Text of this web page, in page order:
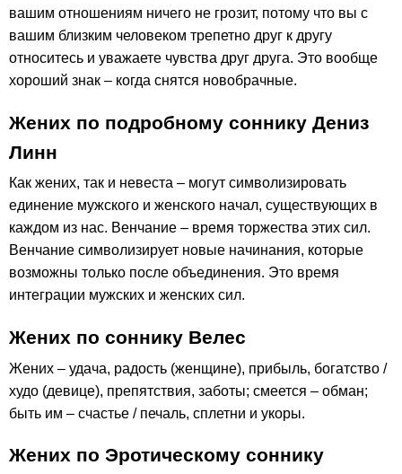
вашим отношениям ничего не грозит, потому что вы с
вашим близким человеком трепетно друг к другу
относитесь и уважаете чувства друг друга. Это вообще
хороший знак – когда снятся новобрачные.
Жених по подробному соннику Дениз
Линн
Как жених, так и невеста – могут символизировать
единение мужского и женского начал, существующих в
каждом из нас. Венчание – время торжества этих сил.
Венчание символизирует новые начинания, которые
возможны только после объединения. Это время
интеграции мужских и женских сил.
Жених по соннику Велес
Жених – удача, радость (женщине), прибыль, богатство /
худо (девице), препятствия, заботы; смеется – обман;
быть им – счастье / печаль, сплетни и укоры.
Жених по Эротическому соннику